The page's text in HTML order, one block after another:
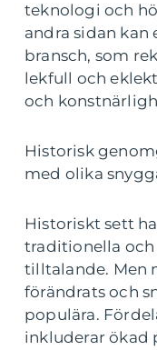
teknologi och
andra sidan
bransch, som
lekfull och
och
Historisk
med olika
Historiskt sett
traditionella
tilltalande. Men
förändrats och
populära.
inkluderar ökad